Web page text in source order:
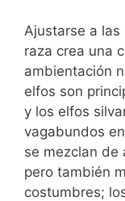
Ajustarse a las
raza crea una
ambientación
elfos son
y los elfos
vagabundos
se mezclan de
pero también
costumbres;